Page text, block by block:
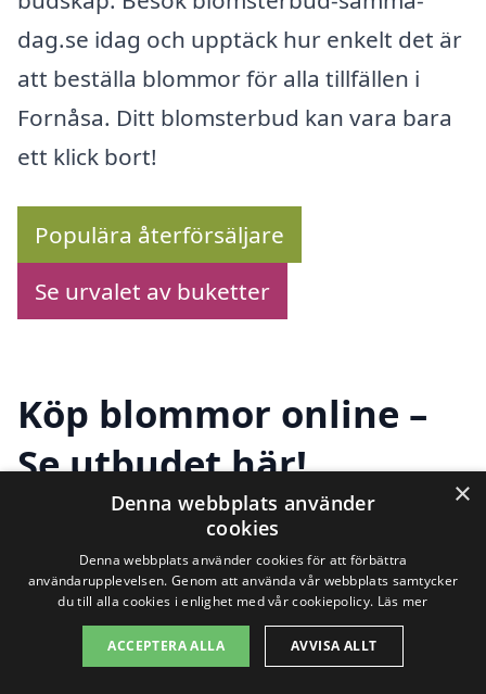
dag.se idag och upptäck hur enkelt det är
att beställa blommor för alla tillfällen i
Fornåsa. Ditt blomsterbud kan vara bara
ett klick bort!
Populära återförsäljare
Se urvalet av buketter
Köp blommor online –
Se utbudet här!
Letar du efter ett blomsterbud i Fornåsa?
Här har du möjligheten att utforska ett
brett utbud av vackra blomsterbuketter
från olika förhandlare. Oavsett om det
×
Denna webbplats använder
cookies
Denna webbplats använder cookies för att förbättra
användarupplevelsen. Genom att använda vår webbplats samtycker
du till alla cookies i enlighet med vår cookiepolicy. Läs mer
ACCEPTERA ALLA AVVISA ALLT